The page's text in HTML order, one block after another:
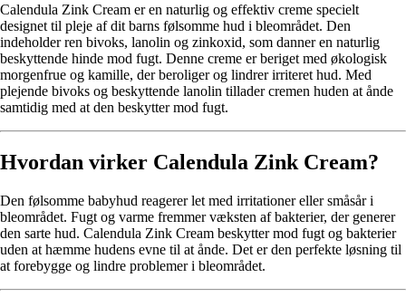
Calendula Zink Cream er en naturlig og effektiv creme specielt
designet til pleje af dit barns følsomme hud i bleområdet. Den
indeholder ren bivoks, lanolin og zinkoxid, som danner en naturlig
beskyttende hinde mod fugt. Denne creme er beriget med økologisk
morgenfrue og kamille, der beroliger og lindrer irriteret hud. Med
plejende bivoks og beskyttende lanolin tillader cremen huden at ånde
samtidig med at den beskytter mod fugt.
Hvordan virker Calendula Zink Cream?
Den følsomme babyhud reagerer let med irritationer eller småsår i
bleområdet. Fugt og varme fremmer væksten af bakterier, der generer
den sarte hud. Calendula Zink Cream beskytter mod fugt og bakterier
uden at hæmme hudens evne til at ånde. Det er den perfekte løsning til
at forebygge og lindre problemer i bleområdet.